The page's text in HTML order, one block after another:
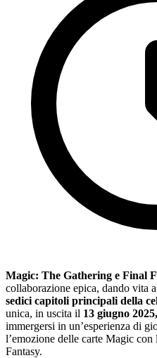
Magic: The Gathering e Final
collaborazione epica, dando vita
sedici capitoli principali della
unica, in uscita il 13 giugno 2025,
immergersi in un’esperienza di
l’emozione delle carte Magic
Fantasy.